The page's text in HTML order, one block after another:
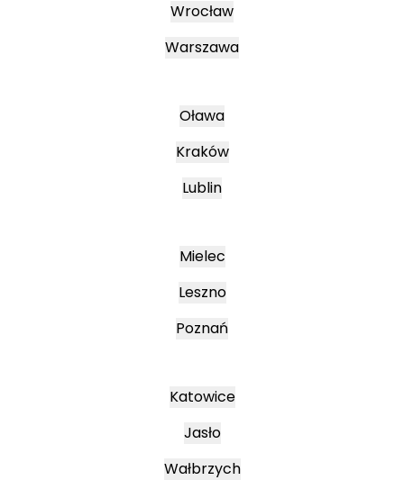
Wrocław
Warszawa
Oława
Kraków
Lublin
Mielec
Leszno
Poznań
Katowice
Jasło
Wałbrzych